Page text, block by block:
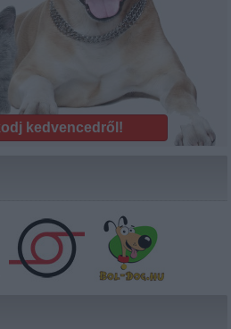
kedvencedről!